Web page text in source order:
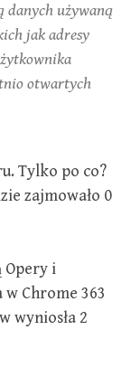
danych używaną
jak adresy
otwartych
Tylko po co?
zajmowało 0
Opery i
w Chrome 363
wyniosła 2